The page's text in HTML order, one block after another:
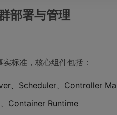
部署与管理
标准，核心组件包括：
、Scheduler、Controller
Container Runtime